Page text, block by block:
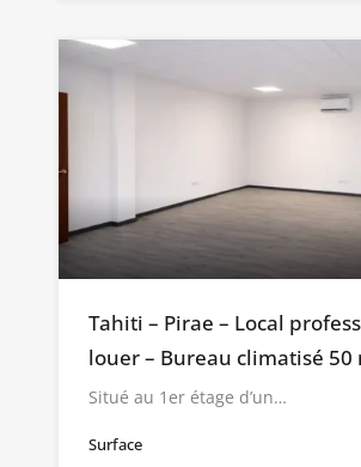
Tahiti – Pirae – Local
louer – Bureau climatisé 50
Situé au 1er étage d’un…
Surface